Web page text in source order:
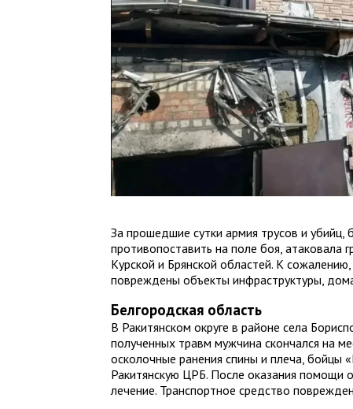
За прошедшие сутки армия трусов и убийц,
противопоставить на поле боя, атаковала
Курской и Брянской областей. К
повреждены объекты инфраструктуры,
Белгородская область
В Ракитянском округе в районе села
полученных травм мужчина скончался на
осколочные ранения спины и плеча, бойцы
Ракитянскую ЦРБ. После оказания помощи
лечение. Транспортное средство